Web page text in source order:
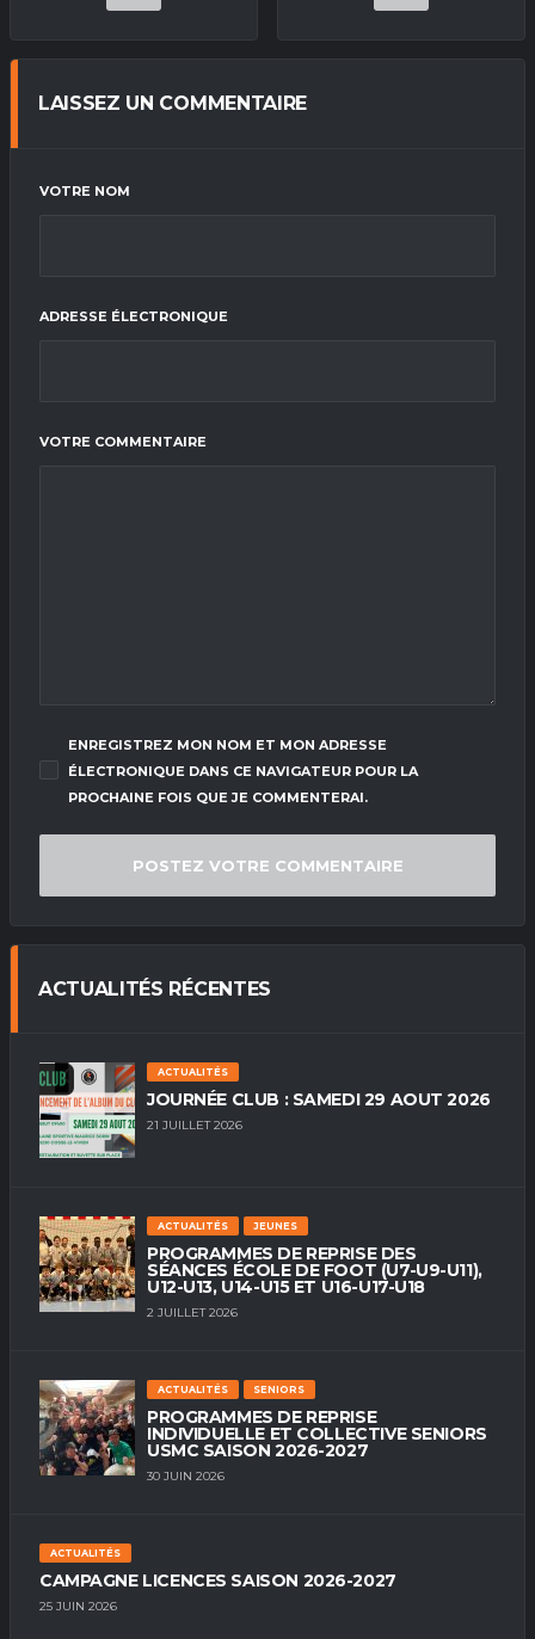
LAISSEZ UN COMMENTAIRE
VOTRE NOM
ADRESSE ÉLECTRONIQUE
VOTRE COMMENTAIRE
ENREGISTREZ MON NOM ET MON ADRESSE
ÉLECTRONIQUE DANS CE NAVIGATEUR POUR LA
PROCHAINE FOIS QUE JE COMMENTERAI.
ACTUALITÉS RÉCENTES
ACTUALITÉS
JOURNÉE CLUB : SAMEDI 29 AOUT 2026
21 JUILLET 2026
ACTUALITÉS JEUNES
PROGRAMMES DE REPRISE DES
SÉANCES ÉCOLE DE FOOT (U7-U9-U11),
U12-U13, U14-U15 ET U16-U17-U18
2 JUILLET 2026
ACTUALITÉS SENIORS
PROGRAMMES DE REPRISE
INDIVIDUELLE ET COLLECTIVE SENIORS
USMC SAISON 2026-2027
30 JUIN 2026
ACTUALITÉS
CAMPAGNE LICENCES SAISON 2026-2027
25 JUIN 2026